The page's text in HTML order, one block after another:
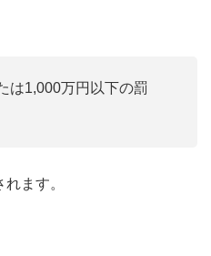
は1,000万円以下の罰
ます。